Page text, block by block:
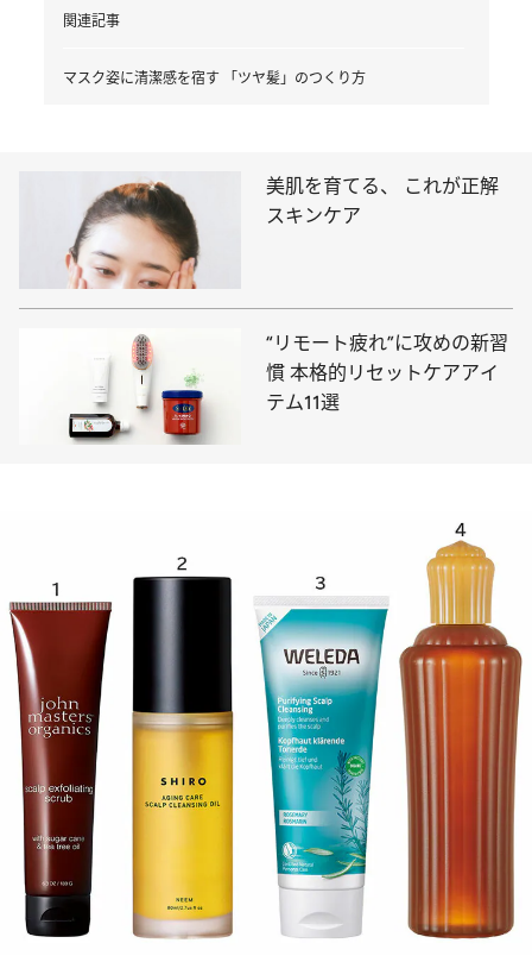
関連記事
マスク姿に清潔感を宿す 「ツヤ髪」のつくり方
美肌を育てる、 これが正解
スキンケア
“リモート疲れ”に攻めの新習
慣 本格的リセットケアアイ
テム11選